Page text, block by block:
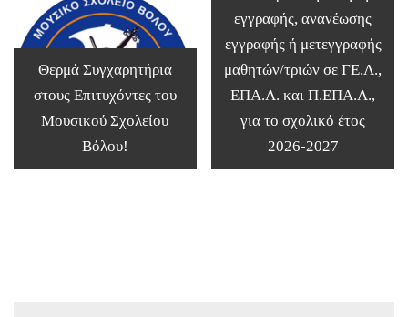
Θερμά Συγχαρητήρια
στους Επιτυχόντες του
Μουσικού Σχολείου
Βόλου!
εγγραφής, ανανέωσης
εγγραφής ή μετεγγραφής
μαθητών/τριών σε ΓΕ.Λ.,
ΕΠΑ.Λ. και Π.ΕΠΑ.Λ.,
για το σχολικό έτος
2026-2027